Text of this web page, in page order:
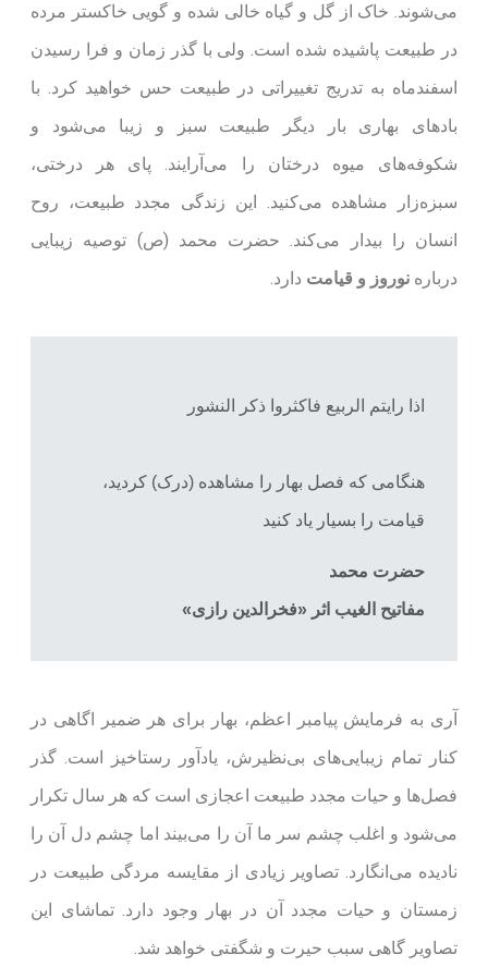
می‌‌شوند. خاک از گل و گیاه خالی شده و گویی خاکستر مرده
در طبیعت پاشیده شده است. ولی با گذر زمان و فرا رسیدن
اسفندماه به تدریج تغییراتی در طبیعت حس خواهید کرد. با
بادهای بهاری بار دیگر طبیعت سبز و زیبا می‌شود و
شکوفه‌های میوه درختان را می‌آرایند. پای هر درختی،
سبزه‌زار مشاهده می‌کنید. این زندگی مجدد طبیعت، روح
انسان را بیدار می‌کند. حضرت محمد (ص) توصیه زیبایی
دربارهنوروز و قیامتدارد.
اذا رایتم الربیع فاکثروا ذکر النشور
هنگامی که فصل بهار را مشاهده (درک) کردید،
قیامت را بسیار یاد کنید
حضرت محمد
مفاتیح الغیب اثر «فخرالدین رازی»
آری به فرمایش پیامبر اعظم، بهار برای هر ضمیر اگاهی در
کنار تمام زیبایی‌های بی‌نظیرش، یادآور رستاخیز است. گذر
فصل‌ها و حیات مجدد طبیعت اعجازی است که هر سال تکرار
می‌شود و اغلب چشم سر ما آن را می‌بیند اما چشم دل آن را
نادیده می‌انگارد. تصاویر زیادی از مقایسه مردگی طبیعت در
زمستان و حیات مجدد آن در بهار وجود دارد. تماشای این
تصاویر گاهی سبب حیرت و شگفتی خواهد شد.